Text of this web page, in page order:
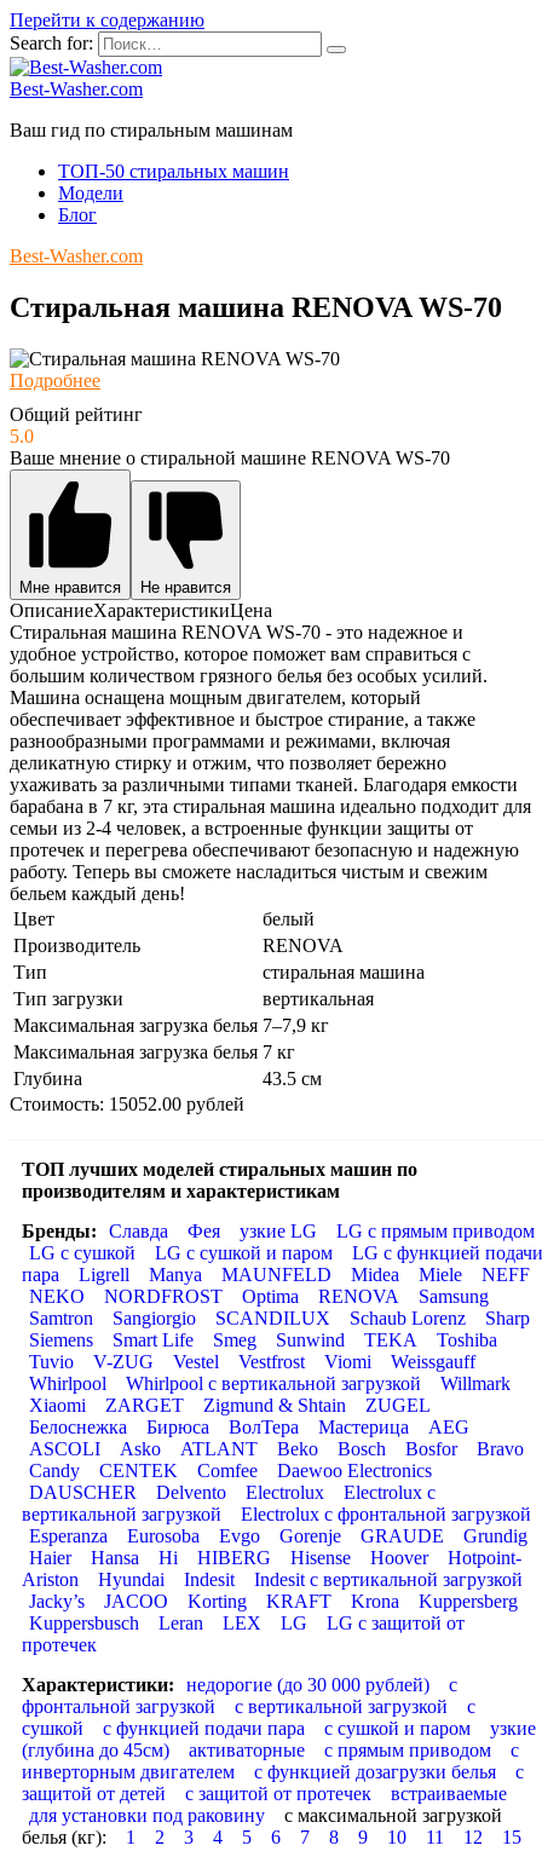
Перейти к содержанию
Search for:
Best-Washer.com
Ваш гид по стиральным машинам
ТОП-50 стиральных машин
Модели
Блог
Best-Washer.com
Стиральная машина RENOVA WS-70
Подробнее
Общий рейтинг
5.0
Ваше мнение о стиральной машине RENOVA WS-70
Мне нравится Не нравится
ОписаниеХарактеристикиЦена
Стиральная машина RENOVA WS-70 - это надежное и
удобное устройство, которое поможет вам справиться с
большим количеством грязного белья без особых усилий.
Машина оснащена мощным двигателем, который
обеспечивает эффективное и быстрое стирание, а также
разнообразными программами и режимами, включая
деликатную стирку и отжим, что позволяет бережно
ухаживать за различными типами тканей. Благодаря емкости
барабана в 7 кг, эта стиральная машина идеально подходит для
семьи из 2-4 человек, а встроенные функции защиты от
протечек и перегрева обеспечивают безопасную и надежную
работу. Теперь вы сможете насладиться чистым и свежим
бельем каждый день!
Цвет
белый
Производитель
RENOVA
Тип
стиральная машина
Тип загрузки
вертикальная
Максимальная загрузка белья 7–7,9 кг
Максимальная загрузка белья 7 кг
Глубина
43.5 см
Стоимость: 15052.00 рублей
ТОП лучших моделей стиральных машин по
производителям и характеристикам
Бренды:
Славда Фея узкие LG
LG с прямым приводом
LG с сушкой
LG с сушкой и паром
LG с функцией подачи
пара
Ligrell Manya MAUNFELD Midea Miele
NEFF
NEKO
NORDFROST Optima RENOVA
Samsung
Samtron
Sangiorgio SCANDILUX Schaub Lorenz
Sharp
Siemens
Smart Life Smeg Sunwind TEKA
Toshiba
Tuvio
V-ZUG Vestel Vestfrost Viomi
Weissgauff
Whirlpool
Whirlpool с вертикальной загрузкой
Willmark
Xiaomi
ZARGET Zigmund & Shtain
ZUGEL
Белоснежка
Бирюса ВолТера Мастерица
AEG
ASCOLI
Asko ATLANT Beko Bosch Bosfor
Bravo
Candy
CENTEK Comfee
Daewoo Electronics
DAUSCHER
Delvento Electrolux
Electrolux с
вертикальной загрузкой
Electrolux с фронтальной загрузкой
Esperanza
Eurosoba Evgo Gorenje GRAUDE
Grundig
Haier
Hansa Hi HIBERG Hisense Hoover
Hotpoint-
Ariston
Hyundai Indesit
Indesit с вертикальной загрузкой
Jacky’s
JACOO Korting KRAFT Krona
Kuppersberg
Kuppersbusch
Leran LEX LG
LG с защитой от
протечек
Характеристики:
недорогие (до 30 000 рублей)
с
фронтальной загрузкой
с вертикальной загрузкой
с
сушкой
с функцией подачи пара с сушкой и паром
узкие
(глубина до 45см)
активаторные с прямым приводом
с
инверторным двигателем
с функцией дозагрузки белья
с
защитой от детей
с защитой от протечек
встраиваемые
для установки под раковину
с максимальной загрузкой
белья (кг):
1 2 3 4 5 6 7 8 9 10 11 12 15